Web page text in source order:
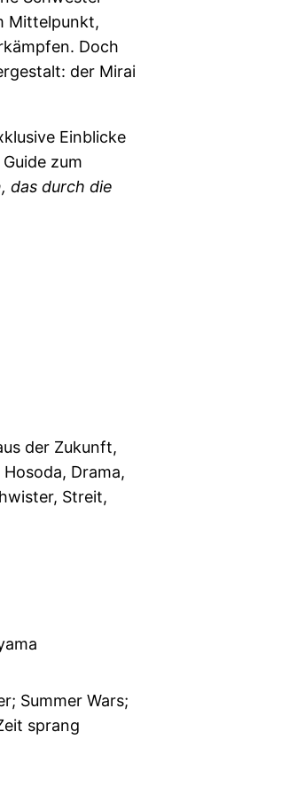
Mittelpunkt,
Doch
der Mirai
Einblicke
zum
das durch die
der Zukunft,
Drama,
Streit,
Summer Wars;
sprang